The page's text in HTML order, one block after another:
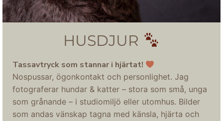
HUSDJUR
Tassavtryck som stannar i hjärtat!
Nospussar, ögonkontakt och personlighet. Jag
fotograferar hundar & katter – stora som små, unga
som grånande – i studiomiljö eller utomhus. Bilder
som andas vänskap tagna med känsla, hjärta och